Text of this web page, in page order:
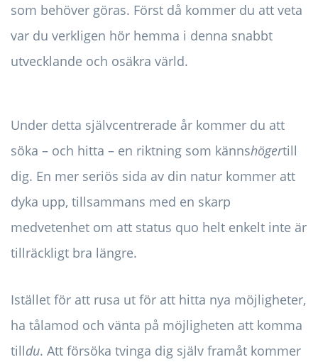
som behöver göras. Först då kommer du att veta
var du verkligen hör hemma i denna snabbt
utvecklande och osäkra värld.
Under detta självcentrerade år kommer du att
söka – och hitta – en riktning som kännshögertill
dig. En mer seriös sida av din natur kommer att
dyka upp, tillsammans med en skarp
medvetenhet om att status quo helt enkelt inte är
tillräckligt bra längre.
Istället för att rusa ut för att hitta nya möjligheter,
ha tålamod och vänta på möjligheten att komma
tilldu. Att försöka tvinga dig själv framåt kommer